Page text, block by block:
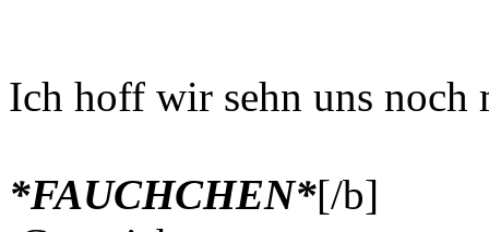
Ich hoff wir sehn uns noch
*FAUCHCHEN*[/b]